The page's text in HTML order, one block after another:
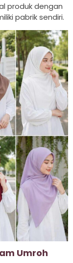
produk dengan
pabrik sendiri.
Umroh